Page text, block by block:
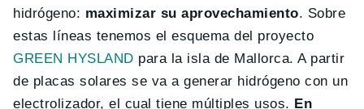
hidrógeno: maximizar su aprovechamiento. Sobre
estas líneas tenemos el esquema del proyecto
GREEN HYSLAND para la isla de Mallorca. A partir
de placas solares se va a generar hidrógeno con un
electrolizador, el cual tiene múltiples usos. En